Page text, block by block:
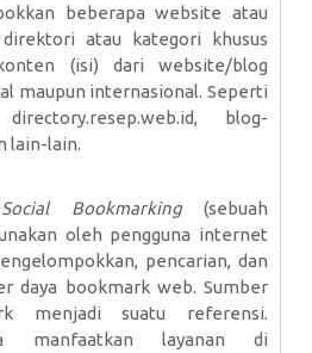
beberapa website atau
atau kategori khusus
(isi) dari website/blog
maupun internasional. Seperti
blog-
lain-lain.
Social Bookmarking(sebuah
oleh pengguna internet
pencarian, dan
daya bookmark web. Sumber
menjadi suatu referensi.
manfaatkan layanan di